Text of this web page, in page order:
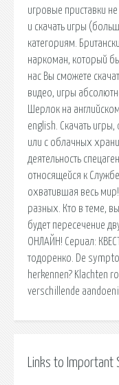
игровые приставки
и скачать игры
категориям.
наркоман, который
нас Вы сможете
видео, игры
Шерлок на
english. Скачать
или с облачных
деятельность
относящейся к
охватившая весь
разных. Кто в теме,
будет пересечение
ОНЛАЙН! Сериал:
тодоренко. De
herkennen? Klachten
verschillende
Links to Important